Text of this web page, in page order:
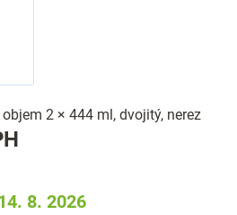
2 × 444 ml, dvojitý, nerez
8. 2026